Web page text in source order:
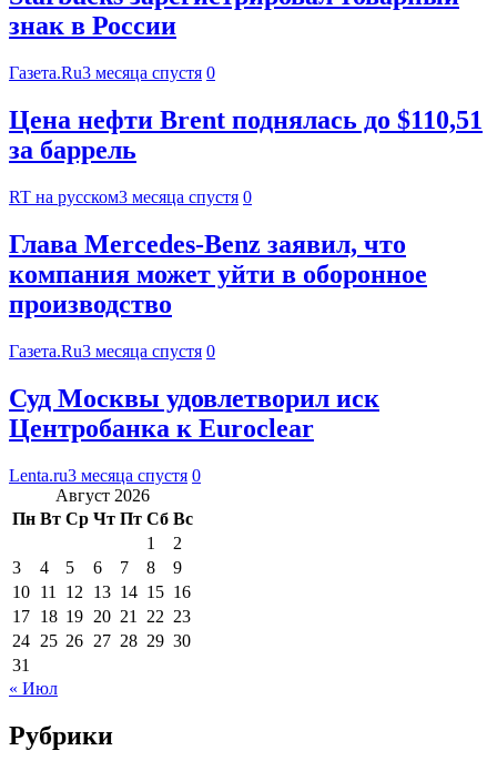
знак в России
Газета.Ru3 месяца спустя 0
Цена нефти Brent поднялась до $110,51
за баррель
RT на русском3 месяца спустя 0
Глава Mercedes-Benz заявил, что
компания может уйти в оборонное
производство
Газета.Ru3 месяца спустя 0
Суд Москвы удовлетворил иск
Центробанка к Euroclear
Lenta.ru3 месяца спустя 0
Август 2026
Пн Вт Ср Чт Пт Сб Вс
1
2
3
4 5 6 7 8
9
10 11 12 13 14 15 16
17 18 19 20 21 22 23
24 25 26 27 28 29 30
31
« Июл
Рубрики